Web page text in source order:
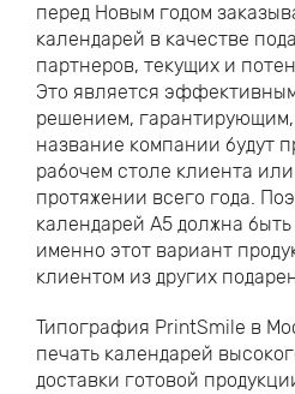
перед Новым годом
календарей в качестве
партнеров, текущих и
Это является
решением, гарантирующим,
название компании будут
рабочем столе клиента
протяжении всего года.
календарей А5 должна
именно этот вариант
клиентом из других
Типография PrintSmile в
печать календарей
доставки готовой